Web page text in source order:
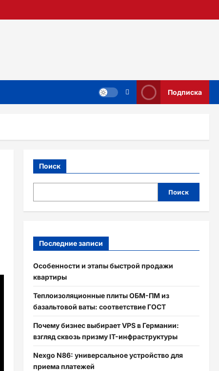
Подписка
Поиск
Поиск
Последние записи
Особенности и этапы быстрой продажи
квартиры
Теплоизоляционные плиты ОБМ-ПМ из
базальтовой ваты: соответствие ГОСТ
Почему бизнес выбирает VPS в Германии:
взгляд сквозь призму IT-инфраструктуры
Nexgo N86: универсальное устройство для
приема платежей